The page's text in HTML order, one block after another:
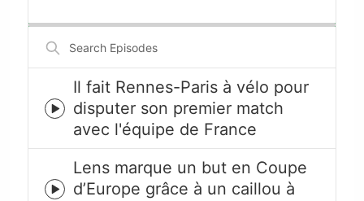
Search
Episodes
Episode
play
icon
Il fait Rennes-Paris à vélo pour
disputer son premier match
avec l'équipe de France
Episode
Lens marque un but en Coupe
d’Europe grâce à un caillou à